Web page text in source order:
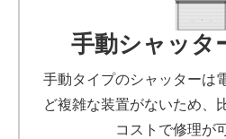
手動シャッタ
手動タイプのシャッターは
ど複雑な装置がないため、
コストで修理が